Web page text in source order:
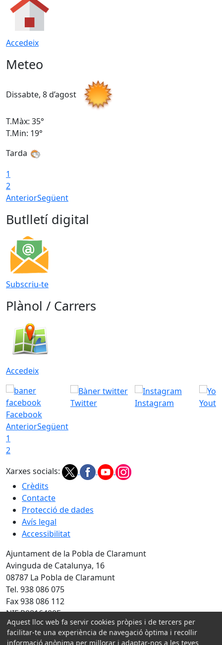
Accedeix
Meteo
Dissabte, 8 d’agost
T.Màx: 35°
T.Min: 19°
Tarda
1
2
AnteriorSegüent
Butlletí digital
Subscriu-te
Plànol / Carrers
Accedeix
Facebook
Twitter Instagram
AnteriorSegüent
1
2
Xarxes socials:
Crèdits
Contacte
Protecció de dades
Avís legal
Accessibilitat
Ajuntament de la Pobla de Claramunt
Avinguda de Catalunya, 16
08787 La Pobla de Claramunt
Tel. 938 086 075
Fax 938 086 112
NIF P0816400F
Amb la col·laboració de:
Aquest lloc web fa servir cookies pròpies i de tercers per
facilitar-te una experiència de navegació òptima i recollir
informació anònima per millorar i adaptar-nos a les teves